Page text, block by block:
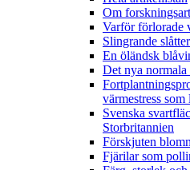
Om
Varför förlorade
Slingrande
En öländsk
Det nya normala
värmestress som
Svenska
Storbritannien
Förskjuten
Fjärilar som